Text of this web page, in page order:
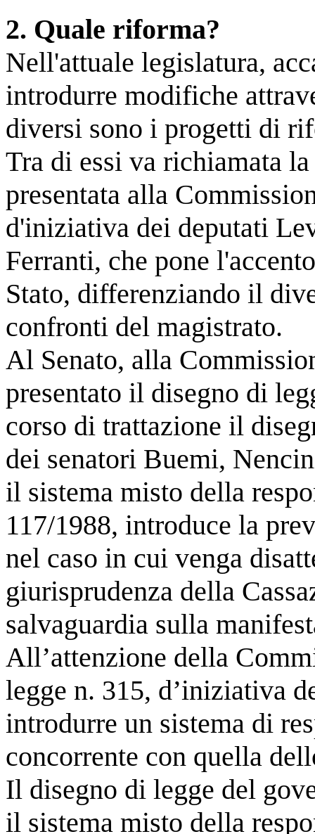
2. Quale riforma?
Nell'attuale legislatura,
introdurre modifiche
diversi sono i progetti di
Tra di essi va richiamata
presentata alla
d'iniziativa dei deputati
Ferranti, che pone
Stato, differenziando il
confronti del magistrato.
Al Senato, alla
presentato il disegno di
corso di trattazione il
dei senatori Buemi,
il sistema misto della
117/1988, introduce la
nel caso in cui venga
giurisprudenza della
salvaguardia sulla
All’attenzione della
legge n. 315, d’iniziativa
introdurre un sistema di
concorrente con quella
Il disegno di legge del
il sistema misto della